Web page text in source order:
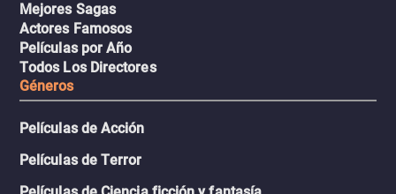
Mejores Sagas
Actores Famosos
Películas por Año
Todos Los Directores
Géneros
Películas de Acción
Películas de Terror